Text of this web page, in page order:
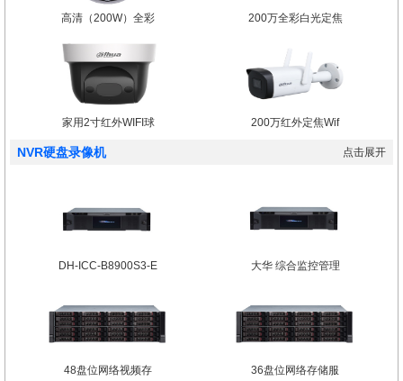
高清（200W）全彩 200万全彩白光定焦
家用2寸红外WIFI球 200万红外定焦Wif
NVR硬盘录像机 点击展开
DH-ICC-B8900S3-E 大华 综合监控管理
48盘位网络视频存 36盘位网络存储服